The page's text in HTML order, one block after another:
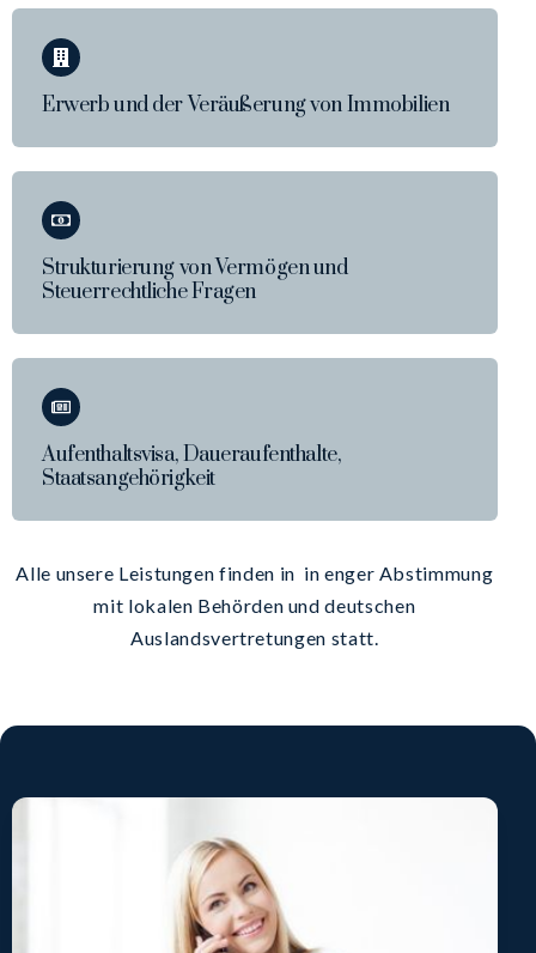
Erwerb und der Veräußerung von Immobilien
Strukturierung von Vermögen und
Steuerrechtliche Fragen
Aufenthaltsvisa, Daueraufenthalte,
Staatsangehörigkeit
Alle unsere Leistungen finden in in enger Abstimmung
mit lokalen Behörden und deutschen
Auslandsvertretungen statt.